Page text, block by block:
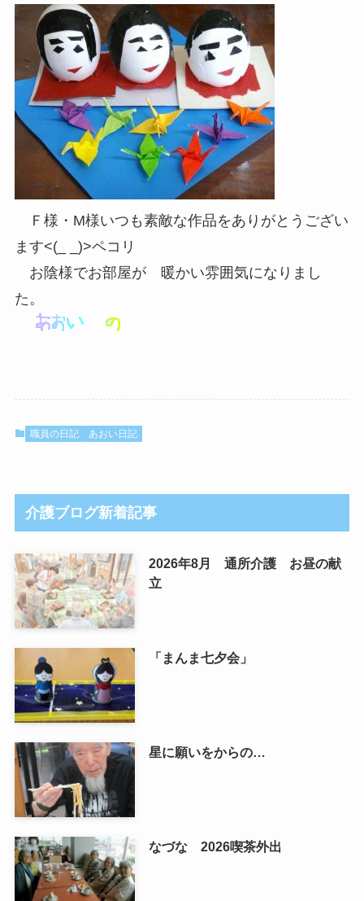
Ｆ様・М様いつも素敵な作品をありがとうござい
ます<(_ _)>ペコリ
お陰様でお部屋が 暖かい雰囲気になりまし
た。
職員の日記 あおい日記
介護ブログ新着記事
2026年8月 通所介護 お昼の献
立
「まんま七夕会」
星に願いをからの…
なづな 2026喫茶外出